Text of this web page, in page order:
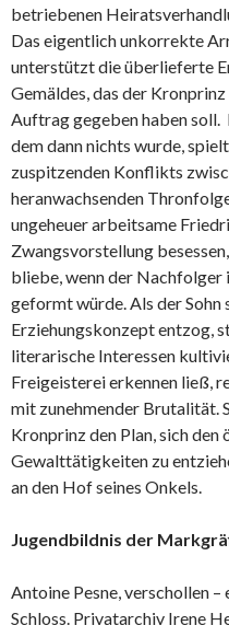
betriebenen
Das eigentlich unkorrekte
unterstützt die überlieferte
Gemäldes, das der
Auftrag gegeben haben
dem dann nichts wurde,
zuspitzenden Konflikts
heranwachsenden
ungeheuer arbeitsame
Zwangsvorstellung
bliebe, wenn der Nachfolger
geformt würde. Als der Sohn
Erziehungskonzept entzog,
literarische Interessen
Freigeisterei erkennen ließ,
mit zunehmender Brutalität.
Kronprinz den Plan, sich
Gewalttätigkeiten zu
an den Hof seines Onkels.
Jugendbildnis der
Antoine Pesne, verschollen –
Schloss. Privatarchiv Irene